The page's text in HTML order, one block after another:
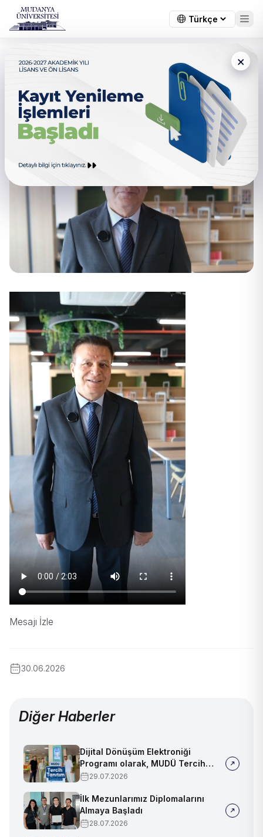
×
Mühendislik, Mimarlık ve
Tasarım Fakültesi Dekanımızın
Mesajı
Mesajı İzle
30.06.2026
Diğer Haberler
Dijital Dönüşüm Elektroniği
Programı olarak, MUDÜ Tercih
Tanıtım Günleri'nde biz de
29.07.2026
İlk Mezunlarımız Diplomalarını
Almaya Başladı
28.07.2026